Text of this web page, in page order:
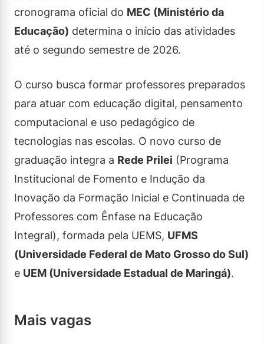
cronograma oficial do MEC (Ministério da
Educação) determina o início das atividades
até o segundo semestre de 2026.
O curso busca formar professores preparados
para atuar com educação digital, pensamento
computacional e uso pedagógico de
tecnologias nas escolas. O novo curso de
graduação integra a Rede Prilei (Programa
Institucional de Fomento e Indução da
Inovação da Formação Inicial e Continuada de
Professores com Ênfase na Educação
Integral), formada pela UEMS, UFMS
(Universidade Federal de Mato Grosso do Sul)
e UEM (Universidade Estadual de Maringá).
Mais vagas